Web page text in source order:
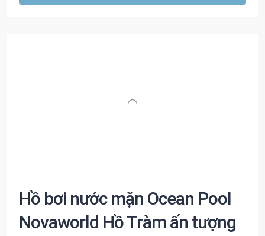
Hồ bơi nước mặn Ocean Pool
Novaworld Hồ Tràm ấn tượng